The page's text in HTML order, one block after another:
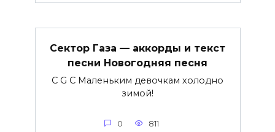
Сектор Газа — аккорды и текст
песни Новогодняя песня
C G C Маленьким девочкам холодно
зимой!
0 811